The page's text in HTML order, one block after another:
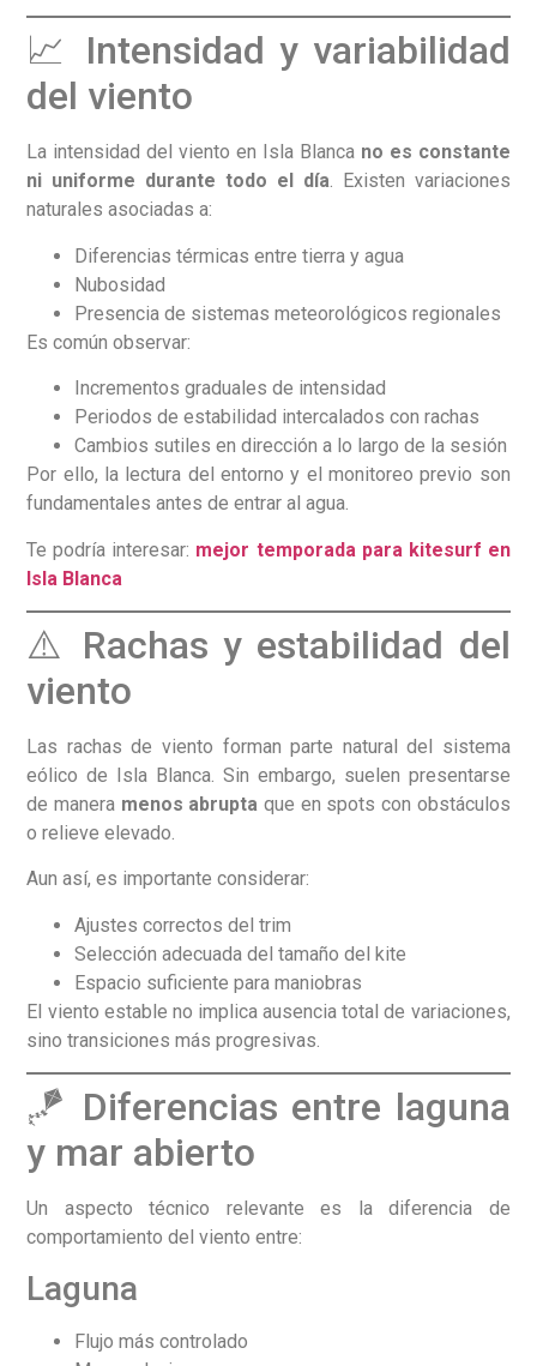
📈 Intensidad y variabilidad
del viento
La intensidad del viento en Isla Blanca no es constante
ni uniforme durante todo el día. Existen variaciones
naturales asociadas a:
Diferencias térmicas entre tierra y agua
Nubosidad
Presencia de sistemas meteorológicos regionales
Es común observar:
Incrementos graduales de intensidad
Periodos de estabilidad intercalados con rachas
Cambios sutiles en dirección a lo largo de la sesión
Por ello, la lectura del entorno y el monitoreo previo son
fundamentales antes de entrar al agua.
Te podría interesar: mejor temporada para kitesurf en
Isla Blanca
⚠️ Rachas y estabilidad del
viento
Las rachas de viento forman parte natural del sistema
eólico de Isla Blanca. Sin embargo, suelen presentarse
de manera menos abrupta que en spots con obstáculos
o relieve elevado.
Aun así, es importante considerar:
Ajustes correctos del trim
Selección adecuada del tamaño del kite
Espacio suficiente para maniobras
El viento estable no implica ausencia total de variaciones,
sino transiciones más progresivas.
🪁 Diferencias entre laguna
y mar abierto
Un aspecto técnico relevante es la diferencia de
comportamiento del viento entre:
Laguna
Flujo más controlado